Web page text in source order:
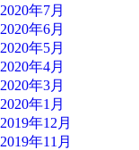
2020年7月
2020年6月
2020年5月
2020年4月
2020年3月
2020年1月
2019年12月
2019年11月